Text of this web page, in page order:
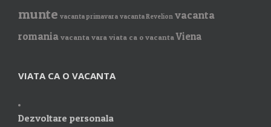
munte vacanta primavara vacanta Revelion vacanta
romania vacanta vara viata ca o vacanta Viena
VIATA CA O VACANTA
Dezvoltare personala